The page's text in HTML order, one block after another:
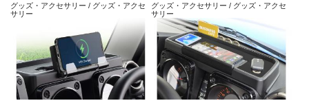
グッズ・アクセサリー / グッズ・アクセ
サリー
グッズ・アクセサリー / グッズ・アクセ
サリー